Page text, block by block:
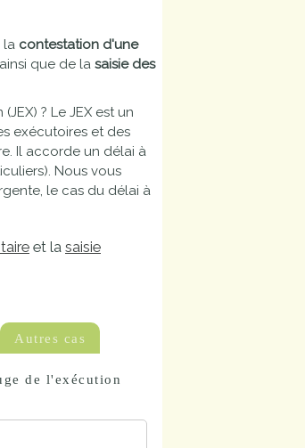
la contestation d'une
que de la saisie des
? Le JEX est un
exécutoires et des
Il accorde un délai à
Nous vous
le cas du délai à
et la saisie
Autres cas
de l'exécution